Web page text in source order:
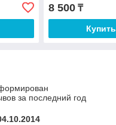
8 500₸
Купить
за последний год